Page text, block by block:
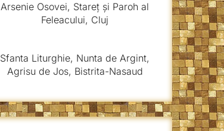
Arsenie Osovei, Stareț și Paroh al
Feleacului, Cluj
Sfanta Liturghie, Nunta de Argint,
Agrisu de Jos, Bistrita-Nasaud